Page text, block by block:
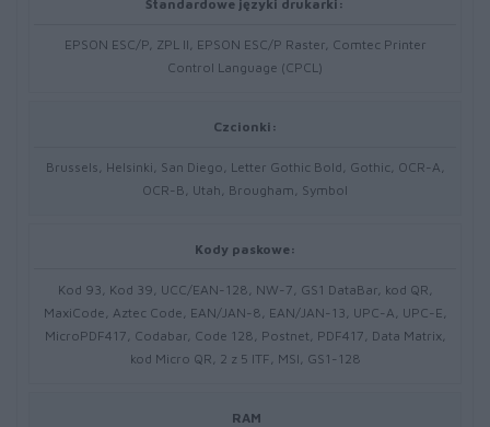
Standardowe języki drukarki:
EPSON ESC/P, ZPL II, EPSON ESC/P Raster, Comtec Printer
Control Language (CPCL)
Czcionki:
Brussels, Helsinki, San Diego, Letter Gothic Bold, Gothic, OCR-A,
OCR-B, Utah, Brougham, Symbol
Kody paskowe:
Kod 93, Kod 39, UCC/EAN-128, NW-7, GS1 DataBar, kod QR,
MaxiCode, Aztec Code, EAN/JAN-8, EAN/JAN-13, UPC-A, UPC-E,
MicroPDF417, Codabar, Code 128, Postnet, PDF417, Data Matrix,
kod Micro QR, 2 z 5 ITF, MSI, GS1-128
RAM